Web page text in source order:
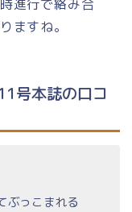
進行で絡み合
ますね。
号本誌の口コ
ぶっこまれる